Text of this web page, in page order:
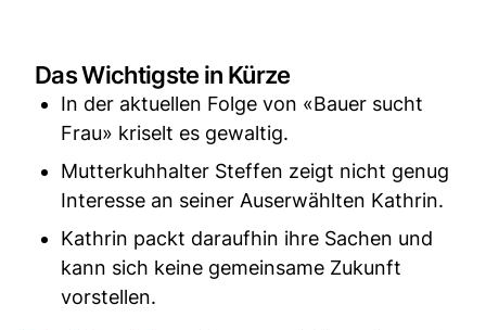
Das Wichtigste in Kürze
In der aktuellen Folge von «Bauer sucht
Frau» kriselt es gewaltig.
Mutterkuhhalter Steffen zeigt nicht genug
Interesse an seiner Auserwählten Kathrin.
Kathrin packt daraufhin ihre Sachen und
kann sich keine gemeinsame Zukunft
vorstellen.